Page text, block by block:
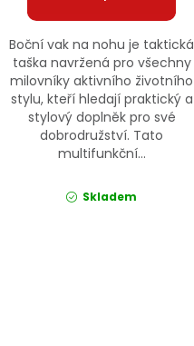
Boční vak na nohu je taktická
taška navržená pro všechny
milovníky aktivního životního
stylu, kteří hledají praktický a
stylový doplněk pro své
dobrodružství. Tato
multifunkční...
Skladem